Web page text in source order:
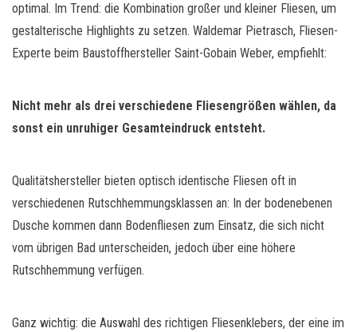
optimal. Im Trend: die Kombination großer und kleiner Fliesen, um
gestalterische Highlights zu setzen. Waldemar Pietrasch, Fliesen-
Experte beim Baustoffhersteller Saint-Gobain Weber, empfiehlt:
Nicht mehr als drei verschiedene Fliesengrößen wählen, da
sonst ein unruhiger Gesamteindruck entsteht.
Qualitätshersteller bieten optisch identische Fliesen oft in
verschiedenen Rutschhemmungsklassen an: In der bodenebenen
Dusche kommen dann Bodenfliesen zum Einsatz, die sich nicht
vom übrigen Bad unterscheiden, jedoch über eine höhere
Rutschhemmung verfügen.
Ganz wichtig: die Auswahl des richtigen Fliesenklebers, der eine im